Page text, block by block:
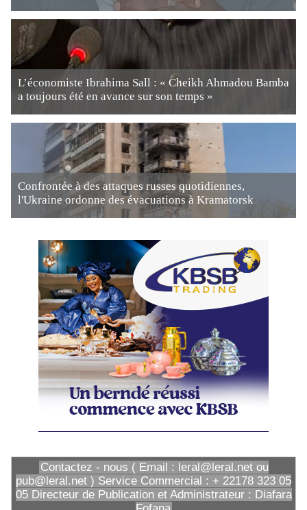
L’économiste Ibrahima Sall : « Cheikh Ahmadou Bamba
a toujours été en avance sur son temps »
Confrontée à des attaques russes quotidiennes,
l'Ukraine ordonne des évacuations à Kramatorsk
Contactez - nous ( Email : leral@leral.net ou
pub@leral.net ) Service Commercial : + 22178 323 05
05 Directeur de Publication et Administrateur : Diafara